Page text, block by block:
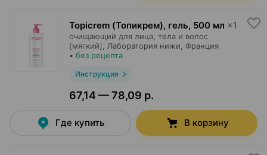
Topicrem (Топикрем), гель, 500 мл ×1
очищающий для лица, тела и волос
[мягкий],
Лаборатория нижи , Франция
• без рецепта
Инструкция
67,14 — 78,09 р.
Где купить В корзину